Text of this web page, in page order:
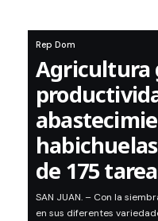
Rep Dom
Agricultura
de 175
SAN JUAN. – Con la
en sus diferentes